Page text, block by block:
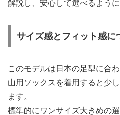
解説し、安心して選べるように
サイズ感とフィット感に
このモデルは日本の足型に合
山用ソックスを着用すると少
ます。
標準的にワンサイズ大きめの